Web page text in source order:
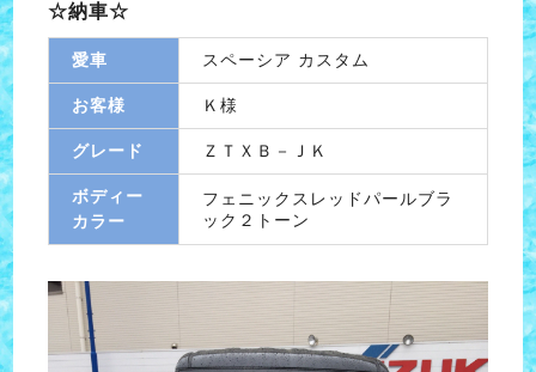
☆納車☆
愛車 スペーシア カスタム
お客様 Ｋ様
グレード ＺＴＸＢ－ＪＫ
ボディー
カラー
フェニックスレッドパールブラ
ック２トーン